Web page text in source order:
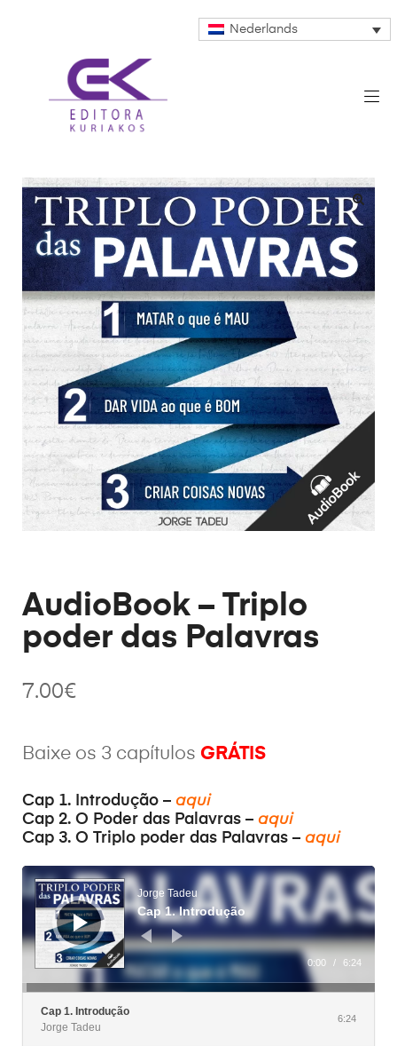
Nederlands
AudioBook – Triplo
poder das Palavras
7.00€
Baixe os 3 capítulos GRÁTIS
Cap 1. Introdução – aqui
Cap 2. O Poder das Palavras – aqui
Cap 3. O Triplo poder das Palavras – aqui
Audiospeler
Jorge Tadeu
Cap 1. Introdução
0:00 / 6:24
Cap 1. Introdução
Jorge Tadeu
6:24